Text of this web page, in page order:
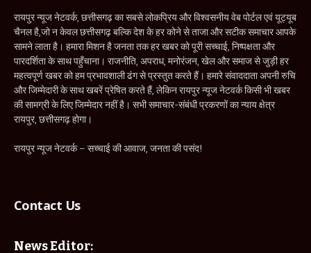
रायपुर न्यूज नेटवर्क, छत्तीसगढ़ का सबसे लोकप्रिय और विश्वसनीय वेब पोर्टल एवं यूट्यूब
चैनल है,जो न केवल छत्तीसगढ़ बल्कि देश के हर कोने से ताजा और सटीक समाचार आपके
सामने लाता है। हमारा मिशन है जनता तक हर खबर को पूरी सच्चाई, निष्पक्षता और
पारदर्शिता के साथ पहुँचाना। राजनीति, अपराध, मनोरंजन, खेल और समाज से जुड़ी हर
महत्वपूर्ण खबर को हम प्रभावशाली ढंग से प्रस्तुत करते हैं। हमारे संवाददाता अपनी रुचि
और जिम्मेदारी के साथ खबरें प्रेषित करते हैं, लेकिन रायपुर न्यूज नेटवर्क किसी भी खबर
की सामग्री के लिए जिम्मेदार नहीं है। सभी समाचार-संबंधी प्रकरणों का न्याय क्षेत्र
रायपुर, छत्तीसगढ़ होगा।
रायपुर न्यूज नेटवर्क – सच्चाई की आवाज, जनता की पसंद!
Contact Us
News Editor: